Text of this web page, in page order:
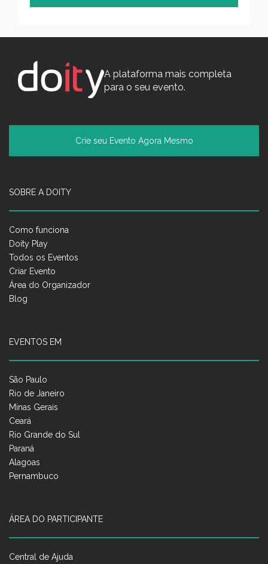
A plataforma mais completa
para o seu evento.
Crie seu Evento Agora Mesmo
SOBRE A DOITY
Como funciona
Doity Play
Todos os Eventos
Criar Evento
Área do Organizador
Blog
EVENTOS EM
São Paulo
Rio de Janeiro
Minas Gerais
Ceará
Rio Grande do Sul
Paraná
Alagoas
Pernambuco
ÁREA DO PARTICIPANTE
Central de Ajuda